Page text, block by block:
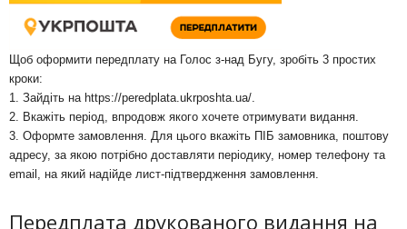
Щоб оформити передплату на Голос з-над Бугу, зробіть 3 простих
кроки:
1. Зайдіть на https://peredplata.ukrposhta.ua/.
2. Вкажіть період, впродовж якого хочете отримувати видання.
3. Оформте замовлення. Для цього вкажіть ПІБ замовника, поштову
адресу, за якою потрібно доставляти періодику, номер телефону та
email, на який надійде лист-підтвердження замовлення.
Передплата друкованого видання на